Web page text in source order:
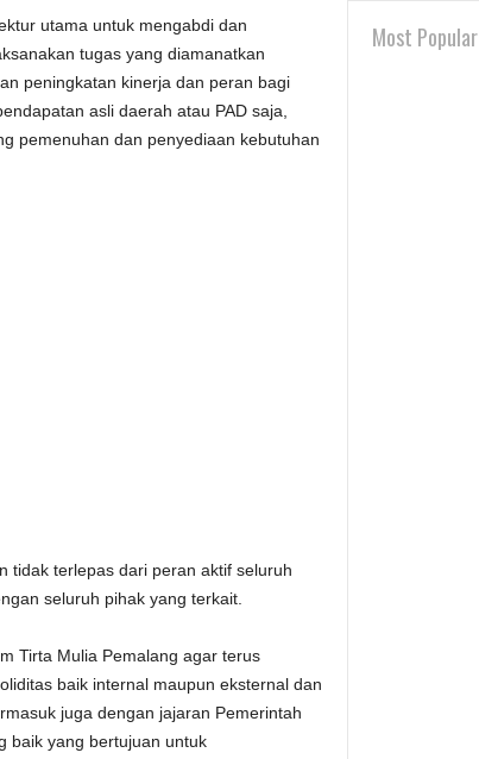
utama untuk mengabdi dan
tugas yang diamanatkan
peningkatan kinerja dan peran bagi
asli daerah atau PAD saja,
pemenuhan dan penyediaan kebutuhan
tidak terlepas dari peran aktif seluruh
seluruh pihak yang terkait.
Tirta Mulia Pemalang agar terus
baik internal maupun eksternal dan
juga dengan jajaran Pemerintah
baik yang bertujuan untuk
Most Popular